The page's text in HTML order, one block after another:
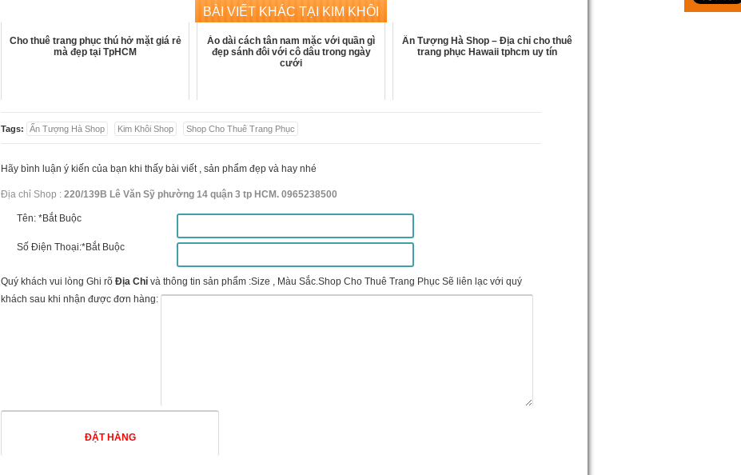
BÀI VIẾT KHÁC TẠI KIM KHÔI
SHOP::
Cho thuê trang phục thú hở mặt giá rẻ
mà đẹp tại TpHCM
Áo dài cách tân nam mặc với quần gì
đẹp sánh đôi với cô dâu trong ngày
cưới
Ấn Tượng Hà Shop – Địa chỉ cho thuê
trang phục Hawaii tphcm uy tín
Tags: Ấn Tượng Hà Shop Kim Khôi Shop Shop Cho Thuê Trang Phục
Hãy bình luận ý kiến của bạn khi thấy bài viết , sản phẩm đẹp và hay nhé
Địa chỉ Shop : 220/139B Lê Văn Sỹ phường 14 quận 3 tp HCM. 0965238500
Tên: *Bắt Buộc
Số Điện Thoại:*Bắt Buộc
Quý khách vui lòng Ghi rõ Địa Chỉ và thông tin sản phẩm :Size , Màu Sắc.Shop Cho Thuê Trang Phục Sẽ liên lạc với quý
khách sau khi nhận được đơn hàng: